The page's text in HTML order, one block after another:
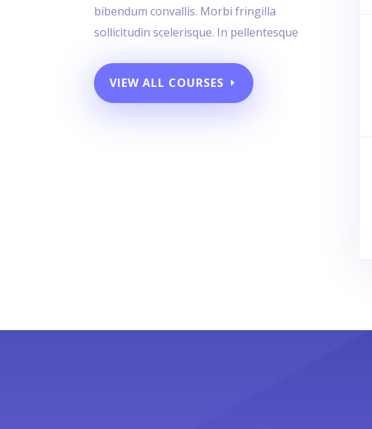
bibendum convallis. Morbi fringilla
sollicitudin scelerisque. In pellentesque
VIEW ALL COURSES